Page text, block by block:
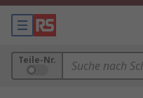
Teile-Nr.